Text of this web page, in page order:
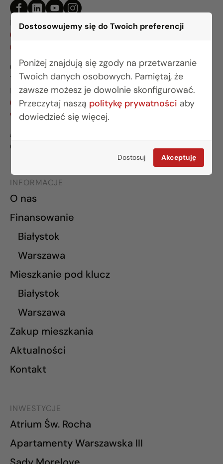
Dostosowujemy się do Twoich preferencji
Poniżej znajdują się zgody na przetwarzanie
Twoich danych osobowych. Pamiętaj, że
zawsze możesz je dowolnie skonfigurować.
Przeczytaj naszą politykę prywatności aby
dowiedzieć się więcej.
Dostosuj Akceptuję
BIURO BIAŁYSTOK
(85) 749 99 09
mieszkania@rogowskidevelopment.pl
ul. Legionowa 28 lok. 202
15-281 Białystok
BIURO WARSZAWA
(22) 642 03 55
warszawa@rogowskidevelopment.pl
al. Wilanowska 67E lok. U5
02-765 Warszawa
INFORMACJE
O nas
Finansowanie
Białystok
Warszawa
Mieszkanie pod klucz
Białystok
Warszawa
Zakup mieszkania
Aktualności
Kontakt
INWESTYCJE
Atrium Św. Rocha
Apartamenty Warszawska III